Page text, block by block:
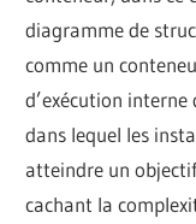
diagramme de
comme un
d’exécution
dans lequel les
atteindre un
cachant la